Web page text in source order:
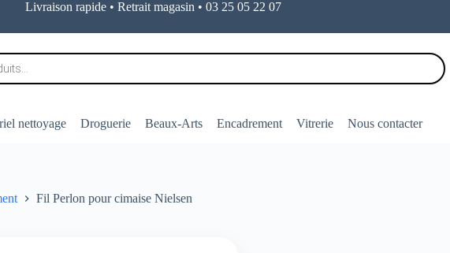
Livraison rapide • Retrait magasin • 03 25 05 22 07
nettoyage Droguerie Beaux-Arts Encadrement Vitrerie Nous contacter
Fil Perlon pour cimaise Nielsen